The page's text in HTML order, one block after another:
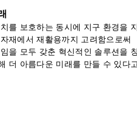
를 보호하는 동시에 지구 환경을
재에서 재활용까지 고려함으로써
을 모두 갖춘 혁신적인 솔루션을
더 아름다운 미래를 만들 수 있다